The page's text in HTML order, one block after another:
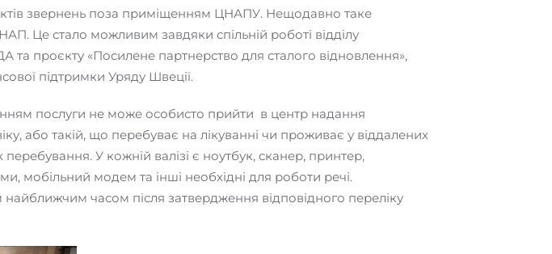
звернень поза приміщенням ЦНАПУ. Нещодавно таке
Це стало можливим завдяки спільній роботі відділу
проєкту «Посилене партнерство для сталого відновлення»,
підтримки Уряду Швеції.
послуги не може особисто прийти в центр надання
або такій, що перебуває на лікуванні чи проживає у віддалених
У кожній валізі є ноутбук, сканер, принтер,
мобільний модем та інші необхідні для роботи речі.
часом після затвердження відповідного переліку